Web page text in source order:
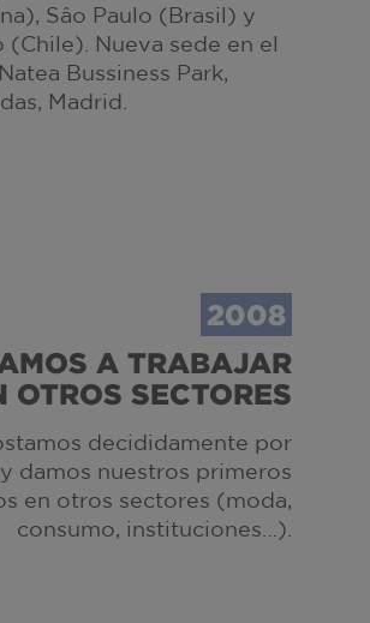
Sâo Paulo (Brasil) y
(Chile). Nueva sede en el
Bussiness Park,
Madrid.
2008
A TRABAJAR
OTROS SECTORES
decididamente por
y damos nuestros primeros
en otros sectores (moda,
consumo, instituciones…).